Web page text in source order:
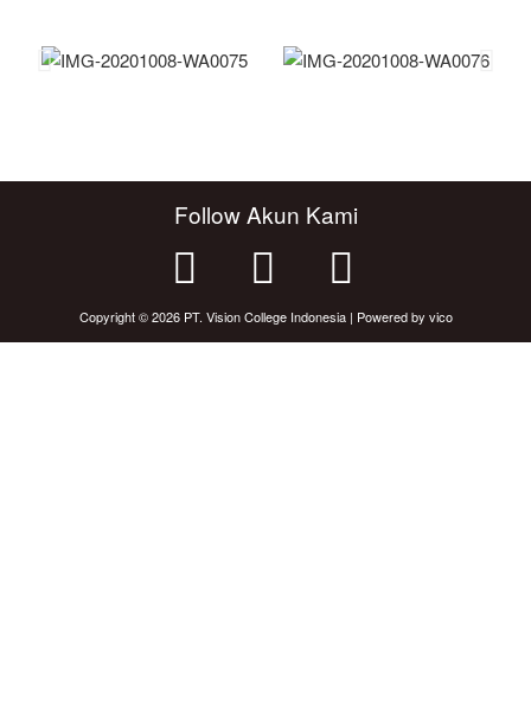
Follow Akun Kami
Copyright © 2026 PT. Vision College Indonesia | Powered by vico